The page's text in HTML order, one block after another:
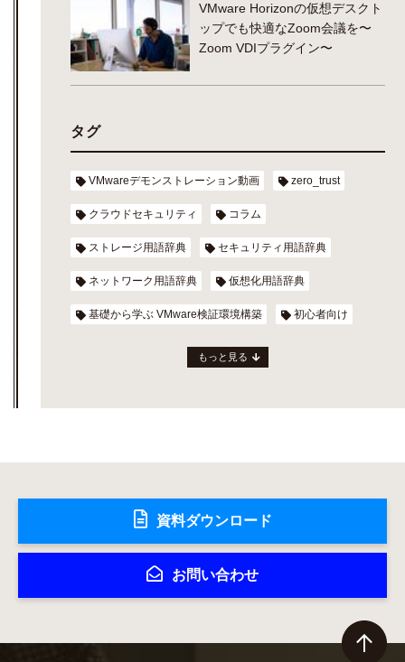
VMware Horizonの仮想デスクト
ップでも快適なZoom会議を〜
Zoom VDIプラグイン〜
タグ
VMwareデモンストレーション動画 zero_trust
クラウドセキュリティ コラム
ストレージ用語辞典 セキュリティ用語辞典
ネットワーク用語辞典 仮想化用語辞典
基礎から学ぶ VMware検証環境構築 初心者向け
もっと見る
資料ダウンロード
お問い合わせ